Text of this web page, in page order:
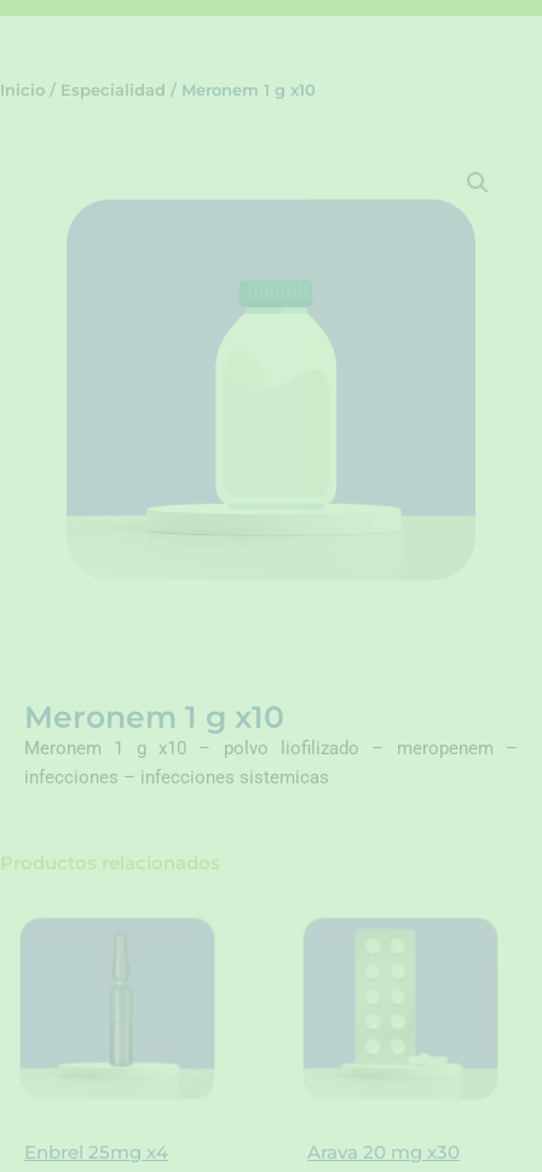
Inicio / Especialidad / Meronem 1 g x10
Meronem 1 g x10
Meronem 1 g x10 – polvo liofilizado – meropenem –
infecciones – infecciones sistemicas
Productos relacionados
Enbrel 25mg x4 Arava 20 mg x30